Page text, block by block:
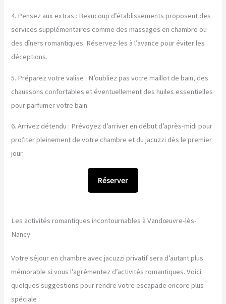
4. Pensez aux extras : Beaucoup d’établissements proposent des
services supplémentaires comme des massages en chambre ou
des dîners romantiques. Réservez-les à l’avance pour éviter les
déceptions.
5. Préparez votre valise : N’oubliez pas votre maillot de bain, des
chaussons confortables et éventuellement des huiles essentielles
pour parfumer votre bain.
6. Arrivez détendu : Prévoyez d’arriver en début d’après-midi pour
profiter pleinement de votre chambre et du jacuzzi dès le premier
jour.
Réserver
Les activités romantiques incontournables à Vandœuvre-lès-
Nancy
Votre séjour en chambre avec jacuzzi privatif sera d’autant plus
mémorable si vous l’agrémentez d’activités romantiques. Voici
quelques suggestions pour rendre votre escapade encore plus
spéciale :